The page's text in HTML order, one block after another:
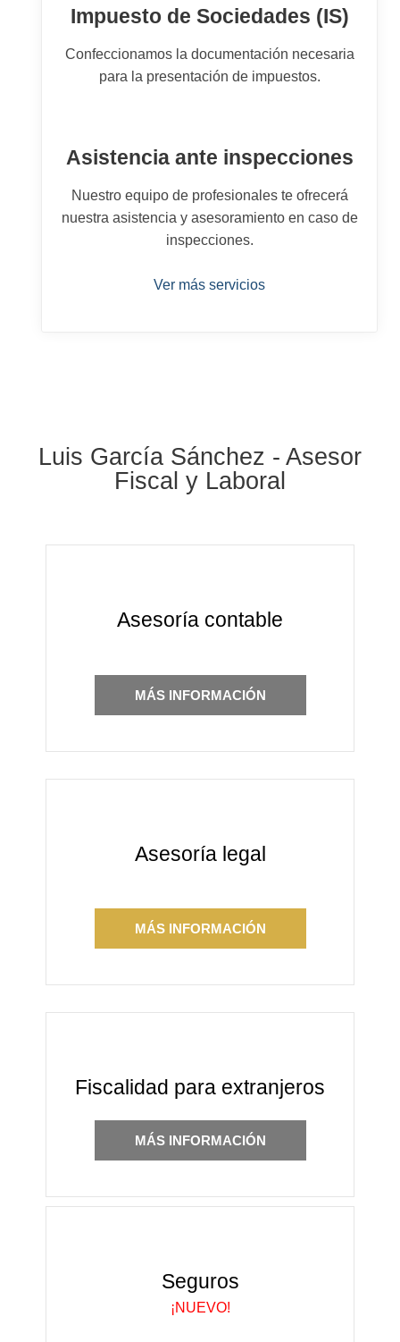
Impuesto de Sociedades (IS)
Confeccionamos la documentación necesaria
para la presentación de impuestos.
Asistencia ante inspecciones
Nuestro equipo de profesionales te ofrecerá
nuestra asistencia y asesoramiento en caso de
inspecciones.
Ver más servicios
Luis García Sánchez - Asesor
Fiscal y Laboral
Asesoría contable
MÁS INFORMACIÓN
Asesoría legal
MÁS INFORMACIÓN
Fiscalidad para extranjeros
MÁS INFORMACIÓN
Seguros
¡NUEVO!